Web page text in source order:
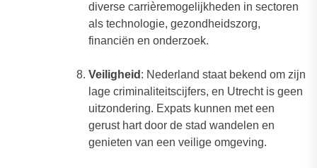
diverse carrièremogelijkheden in sectoren
als technologie, gezondheidszorg,
financiën en onderzoek.
Veiligheid : Nederland staat bekend om zijn
lage criminaliteitscijfers, en Utrecht is geen
uitzondering. Expats kunnen met een
gerust hart door de stad wandelen en
genieten van een veilige omgeving.